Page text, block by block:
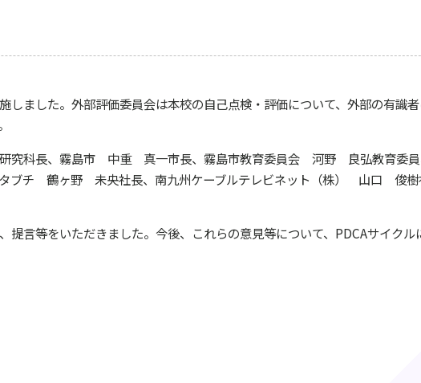
ました。外部評価委員会は本校の自己点検・評価について、外部の有識者
究科長、霧島市 中重 真一市長、霧島市教育委員会 河野 良弘教育委員
チ 鶴ヶ野 未央社長、南九州ケーブルテレビネット（株） 山口 俊樹
言等をいただきました。今後、これらの意見等について、PDCAサイクル